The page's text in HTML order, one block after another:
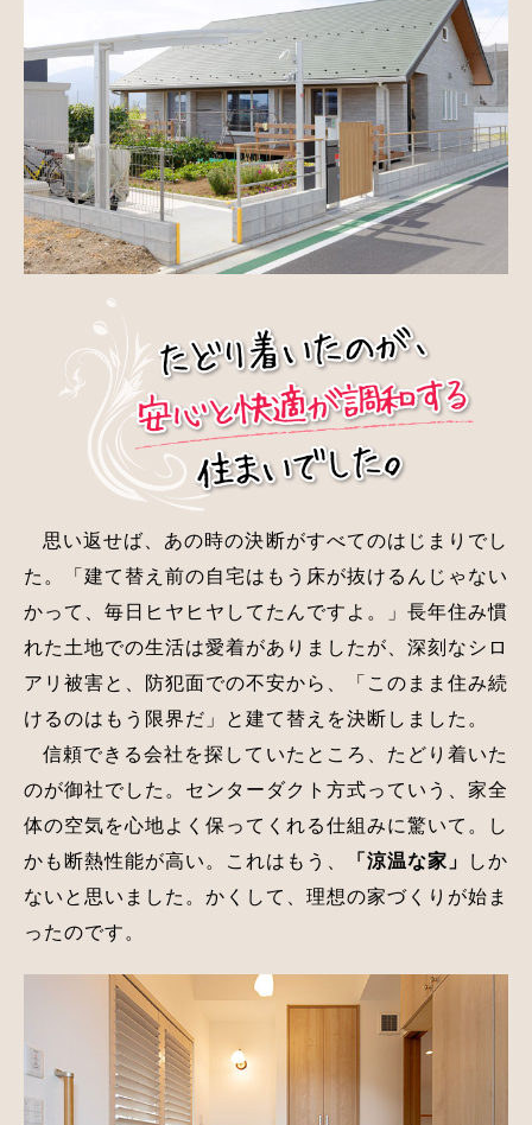
思い返せば、あの時の決断がすべてのはじまりでし
た。「建て替え前の自宅はもう床が抜けるんじゃない
かって、毎日ヒヤヒヤしてたんですよ。」長年住み慣
れた土地での生活は愛着がありましたが、深刻なシロ
アリ被害と、防犯面での不安から、「このまま住み続
けるのはもう限界だ」と建て替えを決断しました。
信頼できる会社を探していたところ、たどり着いた
のが御社でした。センターダクト方式っていう、家全
体の空気を心地よく保ってくれる仕組みに驚いて。し
かも断熱性能が高い。これはもう、
「涼温な家」
しか
ないと思いました。かくして、理想の家づくりが始ま
ったのです。